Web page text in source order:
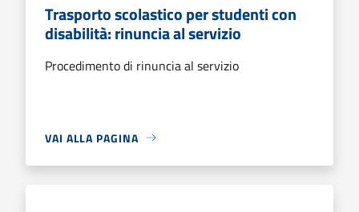
Trasporto scolastico per studenti con
disabilità: rinuncia al servizio
Procedimento di rinuncia al servizio
VAI ALLA PAGINA